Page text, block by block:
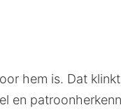
hem is. Dat
en